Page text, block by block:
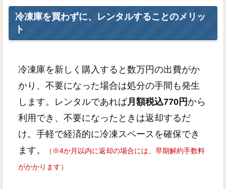
冷凍庫を買わずに、レンタルすることのメリッ
ト
冷凍庫を新しく購入すると数万円の出費がか
かり、不要になった場合は処分の手間も発生
します。レンタルであれば月額税込770円から
利用でき、不要になったときは返却するだ
け。手軽で経済的に冷凍スペースを確保でき
ます。
（※4か月以内に返却の場合には、早期解約手数料
がかかります）